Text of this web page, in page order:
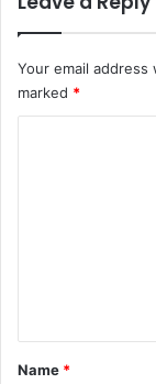
Your email
marked *
*
Name *